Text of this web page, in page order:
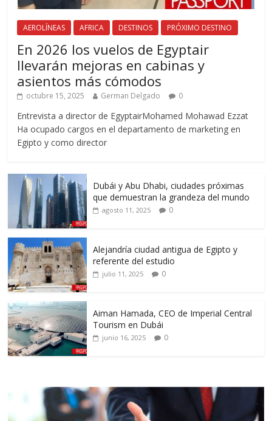
AEROLÍNEAS AFRICA DESTINOS PRÓXIMO DESTINO
En 2026 los vuelos de Egyptair
llevarán mejoras en cabinas y
asientos más cómodos
octubre 15, 2025 German Delgado 0
Entrevista a director de EgyptairMohamed Mohawad Ezzat
Ha ocupado cargos en el departamento de marketing en
Egipto y como director
Dubái y Abu Dhabi, ciudades próximas
que demuestran la grandeza del mundo
agosto 11, 2025 0
Alejandría ciudad antigua de Egipto y
referente del estudio
julio 11, 2025 0
Aiman Hamada, CEO de Imperial Central
Tourism en Dubái
junio 16, 2025 0